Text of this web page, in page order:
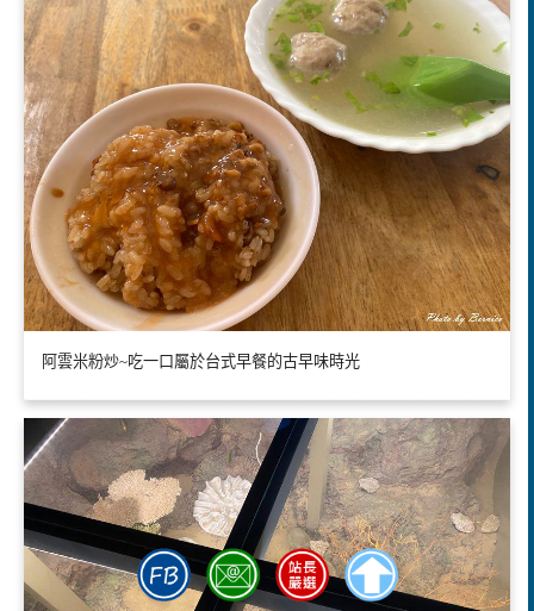
阿雲米粉炒~吃一口屬於台式早餐的古早味時光